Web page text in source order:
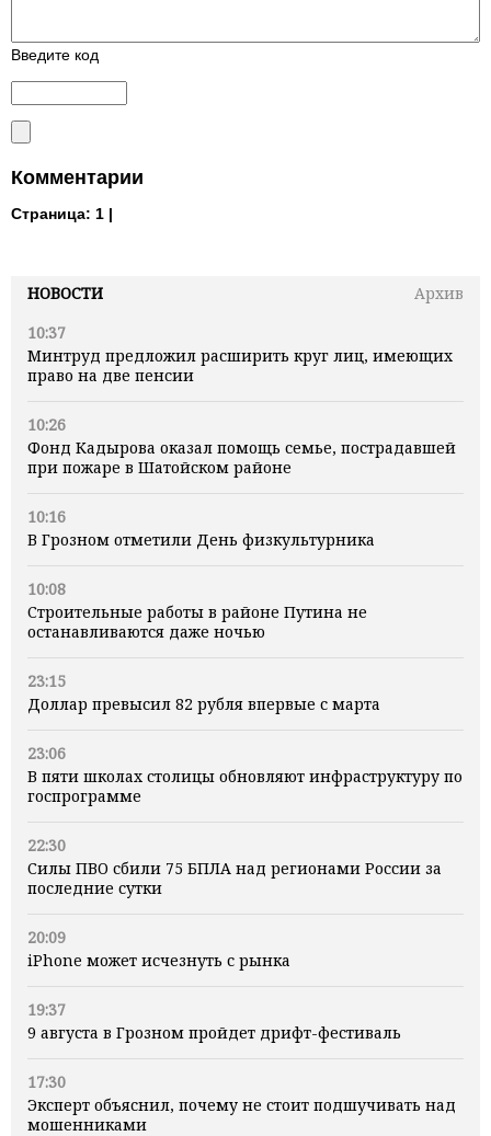
НОВОСТИ
Архив
10:37
Минтруд предложил расширить круг лиц, имеющих
право на две пенсии
10:26
Фонд Кадырова оказал помощь семье, пострадавшей
при пожаре в Шатойском районе
10:16
В Грозном отметили День физкультурника
10:08
Строительные работы в районе Путина не
останавливаются даже ночью
23:15
Доллар превысил 82 рубля впервые с марта
23:06
В пяти школах столицы обновляют инфраструктуру по
госпрограмме
22:30
Силы ПВО сбили 75 БПЛА над регионами России за
последние сутки
20:09
iPhone может исчезнуть с рынка
19:37
9 августа в Грозном пройдет дрифт-фестиваль
17:30
Эксперт объяснил, почему не стоит подшучивать над
мошенниками
Введите код
Комментарии
Страница: 1 |